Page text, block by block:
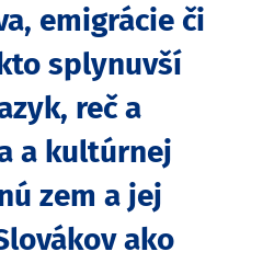
emigrácie či
splynuvší
reč a
a kultúrnej
zem a jej
ako